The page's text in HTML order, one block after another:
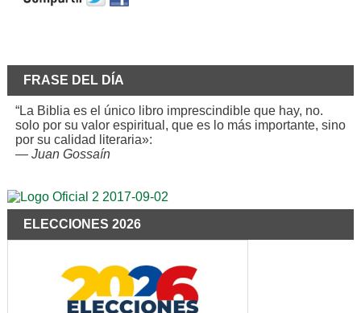
FRASE DEL DÍA
“La Biblia es el único libro imprescindible que hay, no.
solo por su valor espiritual, que es lo más importante, sino
por su calidad literaria»:
— Juan Gossaín
ELECCIONES 2026